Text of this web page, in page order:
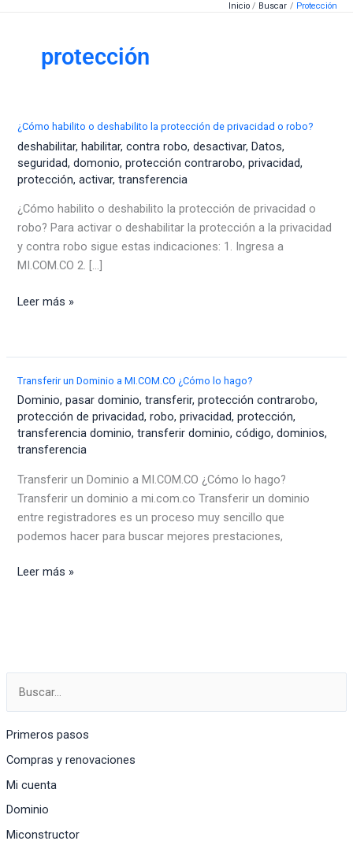
Inicio Buscar Protección
Primeros pasos
Compras y renovaciones
Mi cuenta
Dominio
Miconstructor
protección
¿Cómo habilito o deshabilito la protección de privacidad o robo?
deshabilitar,habilitar,contra robo,desactivar,Datos,
seguridad,domonio,protección contrarobo,privacidad,
protección,activar,transferencia
¿Cómo habilito o deshabilito la protección de privacidad o
robo? Para activar o deshabilitar la protección a la privacidad
y contra robo sigue estas indicaciones: 1. Ingresa a
MI.COM.CO 2. [...]
¿Cómo
deshabilito
la
protección
de
privacidad
o
Leer más »
Transferir un Dominio a MI.COM.CO ¿Cómo lo hago?
Dominio,pasar dominio,transferir,protección contrarobo,
protección de privacidad,robo,privacidad,protección,
transferencia dominio,transferir dominio,código,dominios,
transferencia
Transferir un Dominio a MI.COM.CO ¿Cómo lo hago?
Transferir un dominio a mi.com.co Transferir un dominio
entre registradores es un proceso muy sencillo que
podemos hacer para buscar mejores prestaciones,
Transferir
lo
Leer más »